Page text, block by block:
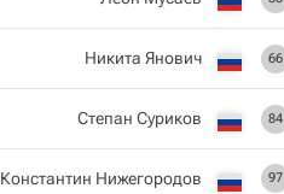
66
Никита Янович
84
Степан Суриков
97
Константин Нижегородов